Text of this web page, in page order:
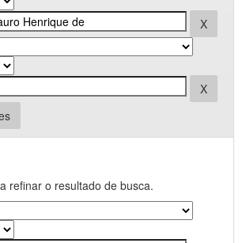
refinar o resultado de busca.